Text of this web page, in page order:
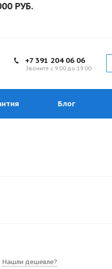
+7 391 204 06 06
Звоните с 9:00 до 19:00
Блог
Нашли дешевле?